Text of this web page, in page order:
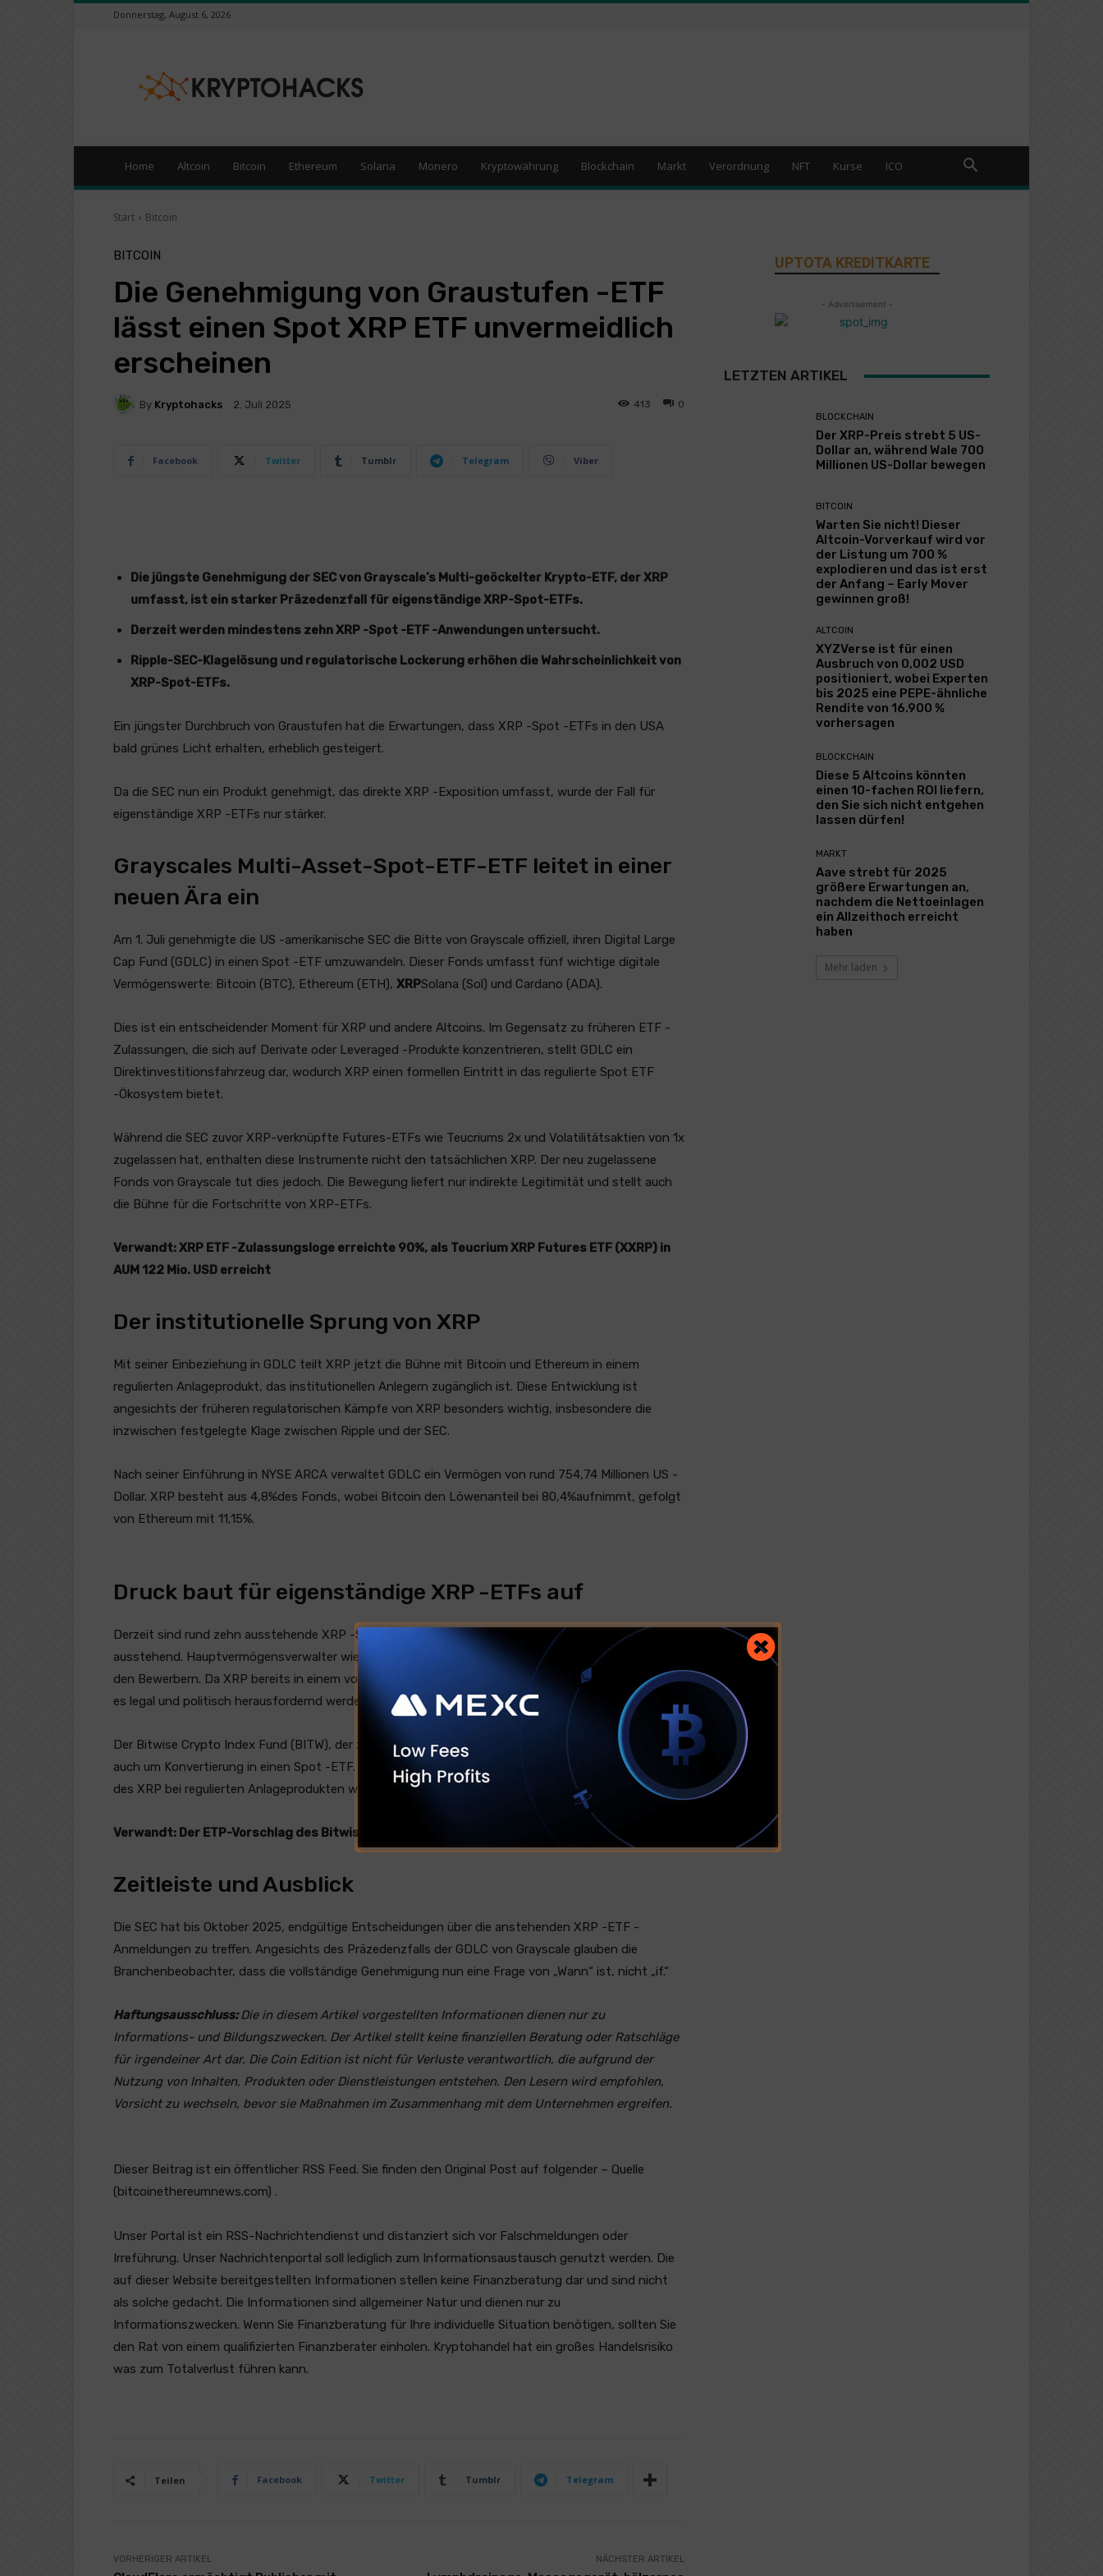
Donnerstag, August 6, 2026
–
Kryptowährungen
News
Portal
Home Altcoin Bitcoin Ethereum Solana Monero Kryptowährung Blockchain Markt Verordnung NFT Kurse ICO
Start Bitcoin
BITCOIN
Die Genehmigung von Graustufen -ETF
lässt einen Spot XRP ETF unvermeidlich
erscheinen
By Kryptohacks 2. Juli 2025 0
413
Facebook Twitter Tumblr Telegram Viber
Die jüngste Genehmigung der SEC von Grayscale’s Multi-geöckelter Krypto-ETF, der XRP
umfasst, ist ein starker Präzedenzfall für eigenständige XRP-Spot-ETFs.
Derzeit werden mindestens zehn XRP -Spot -ETF -Anwendungen untersucht.
Ripple-SEC-Klagelösung und regulatorische Lockerung erhöhen die Wahrscheinlichkeit von
XRP-Spot-ETFs.
Ein jüngster Durchbruch von Graustufen hat die Erwartungen, dass XRP -Spot -ETFs in den USA
bald grünes Licht erhalten, erheblich gesteigert.
Da die SEC nun ein Produkt genehmigt, das direkte XRP -Exposition umfasst, wurde der Fall für
eigenständige XRP -ETFs nur stärker.
Grayscales Multi-Asset-Spot-ETF-ETF leitet in einer
neuen Ära ein
Am 1. Juli genehmigte die US -amerikanische SEC die Bitte von Grayscale offiziell, ihren Digital Large
Cap Fund (GDLC) in einen Spot -ETF umzuwandeln. Dieser Fonds umfasst fünf wichtige digitale
Vermögenswerte: Bitcoin (BTC), Ethereum (ETH), XRPSolana (Sol) und Cardano (ADA).
Dies ist ein entscheidender Moment für XRP und andere Altcoins. Im Gegensatz zu früheren ETF -
Zulassungen, die sich auf Derivate oder Leveraged -Produkte konzentrieren, stellt GDLC ein
Direktinvestitionsfahrzeug dar, wodurch XRP einen formellen Eintritt in das regulierte Spot ETF
-Ökosystem bietet.
Während die SEC zuvor XRP-verknüpfte Futures-ETFs wie Teucriums 2x und Volatilitätsaktien von 1x
zugelassen hat, enthalten diese Instrumente nicht den tatsächlichen XRP. Der neu zugelassene
Fonds von Grayscale tut dies jedoch. Die Bewegung liefert nur indirekte Legitimität und stellt auch
die Bühne für die Fortschritte von XRP-ETFs.
Verwandt:XRP ETF -Zulassungsloge erreichte 90%, als Teucrium XRP Futures ETF (XXRP) in
AUM 122 Mio. USD erreicht
Der institutionelle Sprung von XRP
Mit seiner Einbeziehung in GDLC teilt XRP jetzt die Bühne mit Bitcoin und Ethereum in einem
regulierten Anlageprodukt, das institutionellen Anlegern zugänglich ist. Diese Entwicklung ist
angesichts der früheren regulatorischen Kämpfe von XRP besonders wichtig, insbesondere die
inzwischen festgelegte Klage zwischen Ripple und der SEC.
Nach seiner Einführung in NYSE ARCA verwaltet GDLC ein Vermögen von rund 754,74 Millionen US -
Dollar. XRP besteht aus 4,8%des Fonds, wobei Bitcoin den Löwenanteil bei 80,4%aufnimmt, gefolgt
von Ethereum mit 11,15%.
Druck baut für eigenständige XRP -ETFs auf
Derzeit sind rund zehn ausstehende XRP -Spot -ETF -Anwendungen unter SEC -Überprüfung
ausstehend. Hauptvermögensverwalter wie Bitwise, GraysCale und Franklin Templeton gehören zu
den Bewerbern. Da XRP bereits in einem von der SEC genehmigten Spot -ETF vorhanden ist, könnte
es legal und politisch herausfordernd werden, diese eigenständigen Vorschläge abzulehnen.
Der Bitwise Crypto Index Fund (BITW), der zehn Kryptowährungen einschließlich XRP enthält, sucht
auch um Konvertierung in einen Spot -ETF. Wenn es zugelassen würde, würde dies die Anwesenheit
des XRP bei regulierten Anlageprodukten weiter normalisieren.
Verwandt: Der ETP-Vorschlag des Bitwise Multi-Coin-Fonds bringt XRP näher am Mainstream.
Zeitleiste und Ausblick
Die SEC hat bis Oktober 2025, endgültige Entscheidungen über die anstehenden XRP -ETF -
Anmeldungen zu treffen. Angesichts des Präzedenzfalls der GDLC von Grayscale glauben die
Branchenbeobachter, dass die vollständige Genehmigung nun eine Frage von „Wann“ ist, nicht „if.“
Haftungsausschluss:Die in diesem Artikel vorgestellten Informationen dienen nur zu
Informations- und Bildungszwecken. Der Artikel stellt keine finanziellen Beratung oder Ratschläge
für irgendeiner Art dar. Die Coin Edition ist nicht für Verluste verantwortlich, die aufgrund der
Nutzung von Inhalten, Produkten oder Dienstleistungen entstehen. Den Lesern wird empfohlen,
Vorsicht zu wechseln, bevor sie Maßnahmen im Zusammenhang mit dem Unternehmen ergreifen.
Dieser Beitrag ist ein öffentlicher RSS Feed. Sie finden den Original Post auf folgender – Quelle
(bitcoinethereumnews.com) .
Unser Portal ist ein RSS-Nachrichtendienst und distanziert sich vor Falschmeldungen oder
Irreführung. Unser Nachrichtenportal soll lediglich zum Informationsaustausch genutzt werden. Die
auf dieser Website bereitgestellten Informationen stellen keine Finanzberatung dar und sind nicht
als solche gedacht. Die Informationen sind allgemeiner Natur und dienen nur zu
Informationszwecken. Wenn Sie Finanzberatung für Ihre individuelle Situation benötigen, sollten Sie
den Rat von einem qualifizierten Finanzberater einholen. Kryptohandel hat ein großes Handelsrisiko
was zum Totalverlust führen kann.
Teilen Facebook Twitter Tumblr Telegram
VORHERIGER ARTIKEL NÄCHSTER ARTIKEL
UPTOTA KREDITKARTE
- Advertisement -
LETZTEN ARTIKEL
BLOCKCHAIN
Der XRP-Preis strebt 5 US-
Dollar an, während Wale 700
Millionen US-Dollar bewegen
BITCOIN
Warten Sie nicht! Dieser
Altcoin-Vorverkauf wird vor
der Listung um 700 %
explodieren und das ist erst
der Anfang – Early Mover
gewinnen groß!
ALTCOIN
XYZVerse ist für einen
Ausbruch von 0,002 USD
positioniert, wobei Experten
bis 2025 eine PEPE-ähnliche
Rendite von 16.900 %
vorhersagen
BLOCKCHAIN
Diese 5 Altcoins könnten
einen 10-fachen ROI liefern,
den Sie sich nicht entgehen
lassen dürfen!
MARKT
Aave strebt für 2025
größere Erwartungen an,
nachdem die Nettoeinlagen
ein Allzeithoch erreicht
haben
Mehr laden